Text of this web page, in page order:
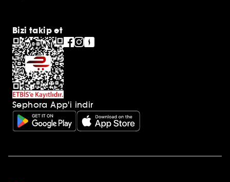
Bizi takip et
Sephora App'i indir